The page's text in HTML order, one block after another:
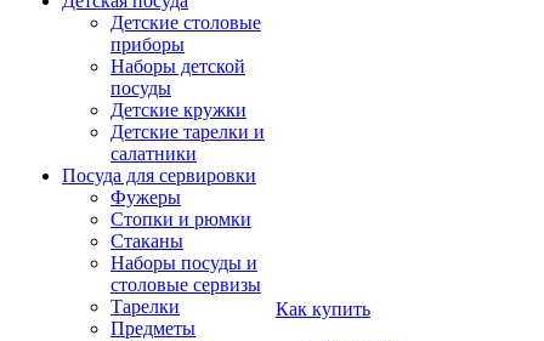
Детские столовые
приборы
Наборы детской
посуды
Детские кружки
Детские тарелки и
салатники
Посуда для сервировки
Фужеры
Стопки и рюмки
Стаканы
Наборы посуды и
столовые сервизы
Тарелки
Предметы
Как купить